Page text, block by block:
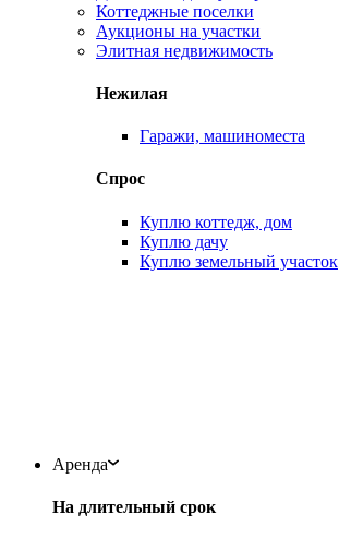
Коттеджные поселки
Аукционы на участки
Элитная недвижимость
Нежилая
Гаражи, машиноместа
Спрос
Куплю коттедж, дом
Куплю дачу
Куплю земельный участок
Аренда
На длительный срок